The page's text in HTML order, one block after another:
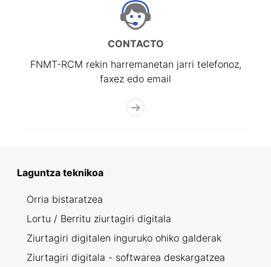
CONTACTO
FNMT-RCM rekin harremanetan jarri telefonoz,
faxez edo email
Laguntza teknikoa
Orria bistaratzea
Lortu / Berritu ziurtagiri digitala
Ziurtagiri digitalen inguruko ohiko galderak
Ziurtagiri digitala - softwarea deskargatzea